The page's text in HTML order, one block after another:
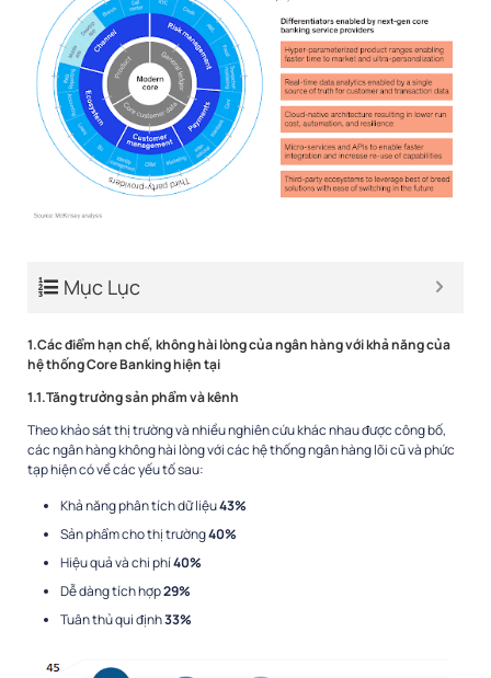
Mục Lục
1.Các điểm hạn chế, không hài lòng của ngân hàng với khả năng của
hệ thống Core Banking hiện tại
1.1.Tăng trưởng sản phẩm và kênh
Theo khảo sát thị trường và nhiều nghiên cứu khác nhau được công bố,
các ngân hàng không hài lòng với các hệ thống ngân hàng lõi cũ và phức
tạp hiện có về các yếu tố sau:
Khả năng phân tích dữ liệu43%
Sản phẩm cho thị trường40%
Hiệu quả và chi phí40%
Dễ dàng tích hợp29%
Tuân thủ qui định33%